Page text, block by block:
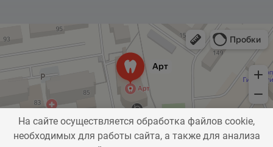
Блэку с использованием материалов из
фотополимеров
6900 ₽
А16.07.002.002
На сайте осуществляется обработка файлов cookie,
необходимых для работы сайта, а также для анализа